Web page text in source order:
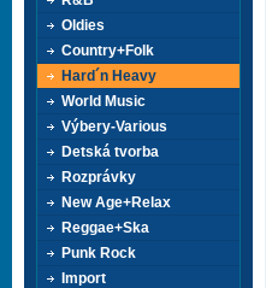
Oldies
Country+Folk
Hard´n Heavy
World Music
Výbery-Various
Detská tvorba
Rozprávky
New Age+Relax
Reggae+Ska
Punk Rock
Import